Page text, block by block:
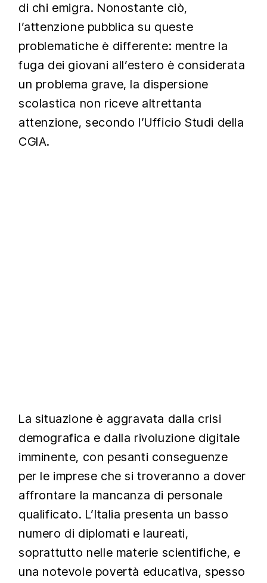
di chi emigra. Nonostante ciò,
l’attenzione pubblica su queste
problematiche è differente: mentre la
fuga dei giovani all’estero è considerata
un problema grave, la dispersione
scolastica non riceve altrettanta
attenzione, secondo l’Ufficio Studi della
CGIA.
La situazione è aggravata dalla crisi
demografica e dalla rivoluzione digitale
imminente, con pesanti conseguenze
per le imprese che si troveranno a dover
affrontare la mancanza di personale
qualificato. L’Italia presenta un basso
numero di diplomati e laureati,
soprattutto nelle materie scientifiche, e
una notevole povertà educativa, spesso